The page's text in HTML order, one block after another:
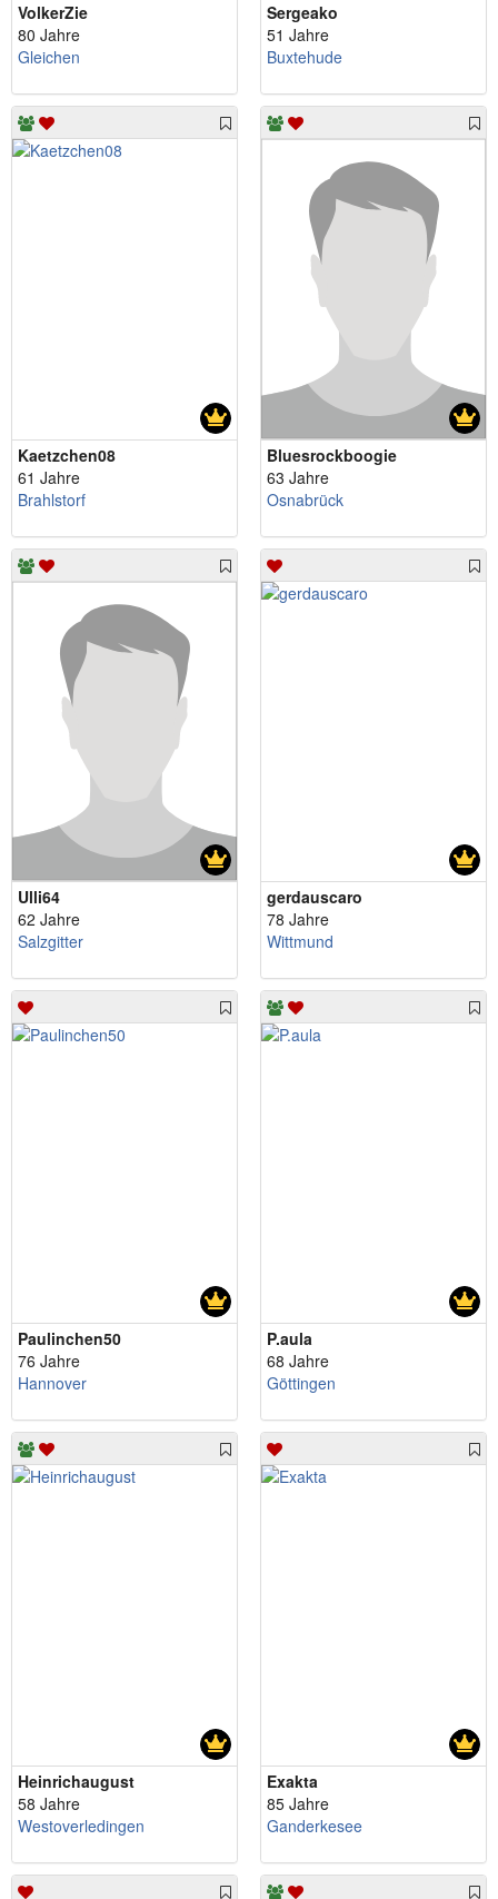
VolkerZie
80 Jahre
Gleichen
Sergeako
51 Jahre
Buxtehude
Kaetzchen08
61 Jahre
Brahlstorf
Bluesrockboogie
63 Jahre
Osnabrück
Ulli64
62 Jahre
Salzgitter
gerdauscaro
78 Jahre
Wittmund
Paulinchen50
76 Jahre
Hannover
P.aula
68 Jahre
Göttingen
Heinrichaugust
58 Jahre
Westoverledingen
Exakta
85 Jahre
Ganderkesee